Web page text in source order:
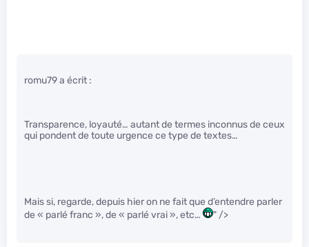
romu79 a écrit :
Transparence, loyauté… autant de termes inconnus de ceux
qui pondent de toute urgence ce type de textes…
Mais si, regarde, depuis hier on ne fait que d’entendre parler
de « parlé franc », de « parlé vrai », etc…
" />